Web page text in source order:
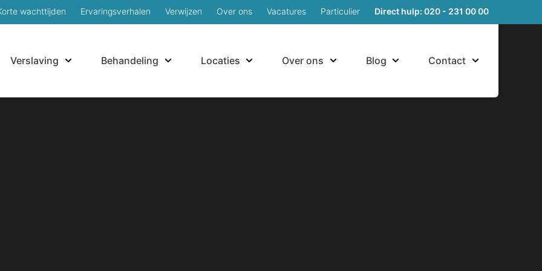
wachttijden Ervaringsverhalen Verwijzen Over ons Vacatures Particulier Direct hulp: 020 - 231 00 00
Verslaving Behandeling Locaties Over ons Blog Contact